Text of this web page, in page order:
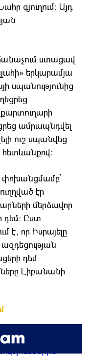
գյուղում։ Այդ
ստացավ
երկարամյա
սպանությունից
ամրապնդվել
ուշ սպանվեց
փոխանցմամբ՝
էր
մերձավոր
Ըստ
է, որ Իսրայելը
դեմ
Լիբանանի